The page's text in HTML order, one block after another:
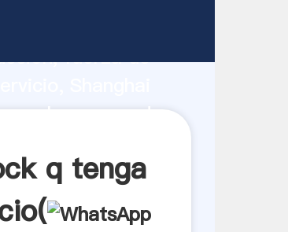
fuerza de
calvo proveedor
q tenga